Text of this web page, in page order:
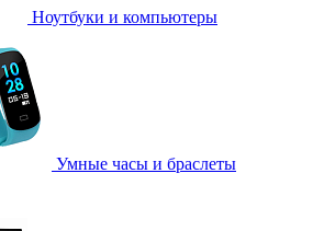
Ноутбуки и компьютеры
Умные часы и браслеты